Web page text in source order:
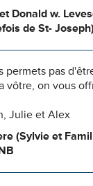
Donald w.
de St-
permets pas
vôtre, on vous
Julie et Alex
(Sylvie et